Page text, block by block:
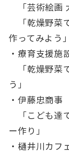
「芸術絵画
「乾燥野菜
作ってみよう」
・療育支援
「乾燥野菜
う」
・伊藤忠商事
「こども達
ー作り」
・樋井川カフ